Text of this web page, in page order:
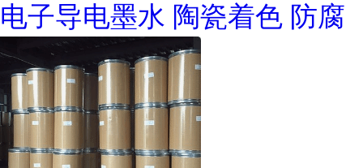
电子导电墨水 陶瓷着色 防腐